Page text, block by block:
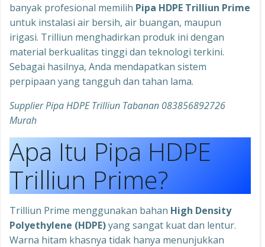
banyak profesional memilih Pipa HDPE Trilliun Prime
untuk instalasi air bersih, air buangan, maupun
irigasi. Trilliun menghadirkan produk ini dengan
material berkualitas tinggi dan teknologi terkini.
Sebagai hasilnya, Anda mendapatkan sistem
perpipaan yang tangguh dan tahan lama.
Supplier Pipa HDPE Trilliun Tabanan 083856892726
Murah
Apa Itu Pipa HDPE
Trilliun Prime?
Trilliun Prime menggunakan bahan High Density
Polyethylene (HDPE)yang sangat kuat dan lentur.
Warna hitam khasnya tidak hanya menunjukkan